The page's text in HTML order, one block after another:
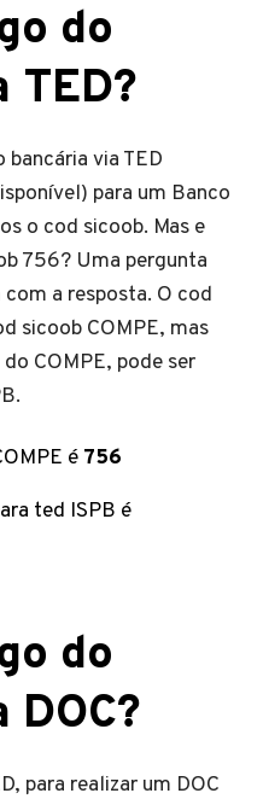
do
TED?
via TED
para um Banco
o cod sicoob. Mas e
756? Uma pergunta
a resposta. O cod
sicoob COMPE, mas
COMPE, pode ser
é 756
ted ISPB é
do
para realizar um DOC